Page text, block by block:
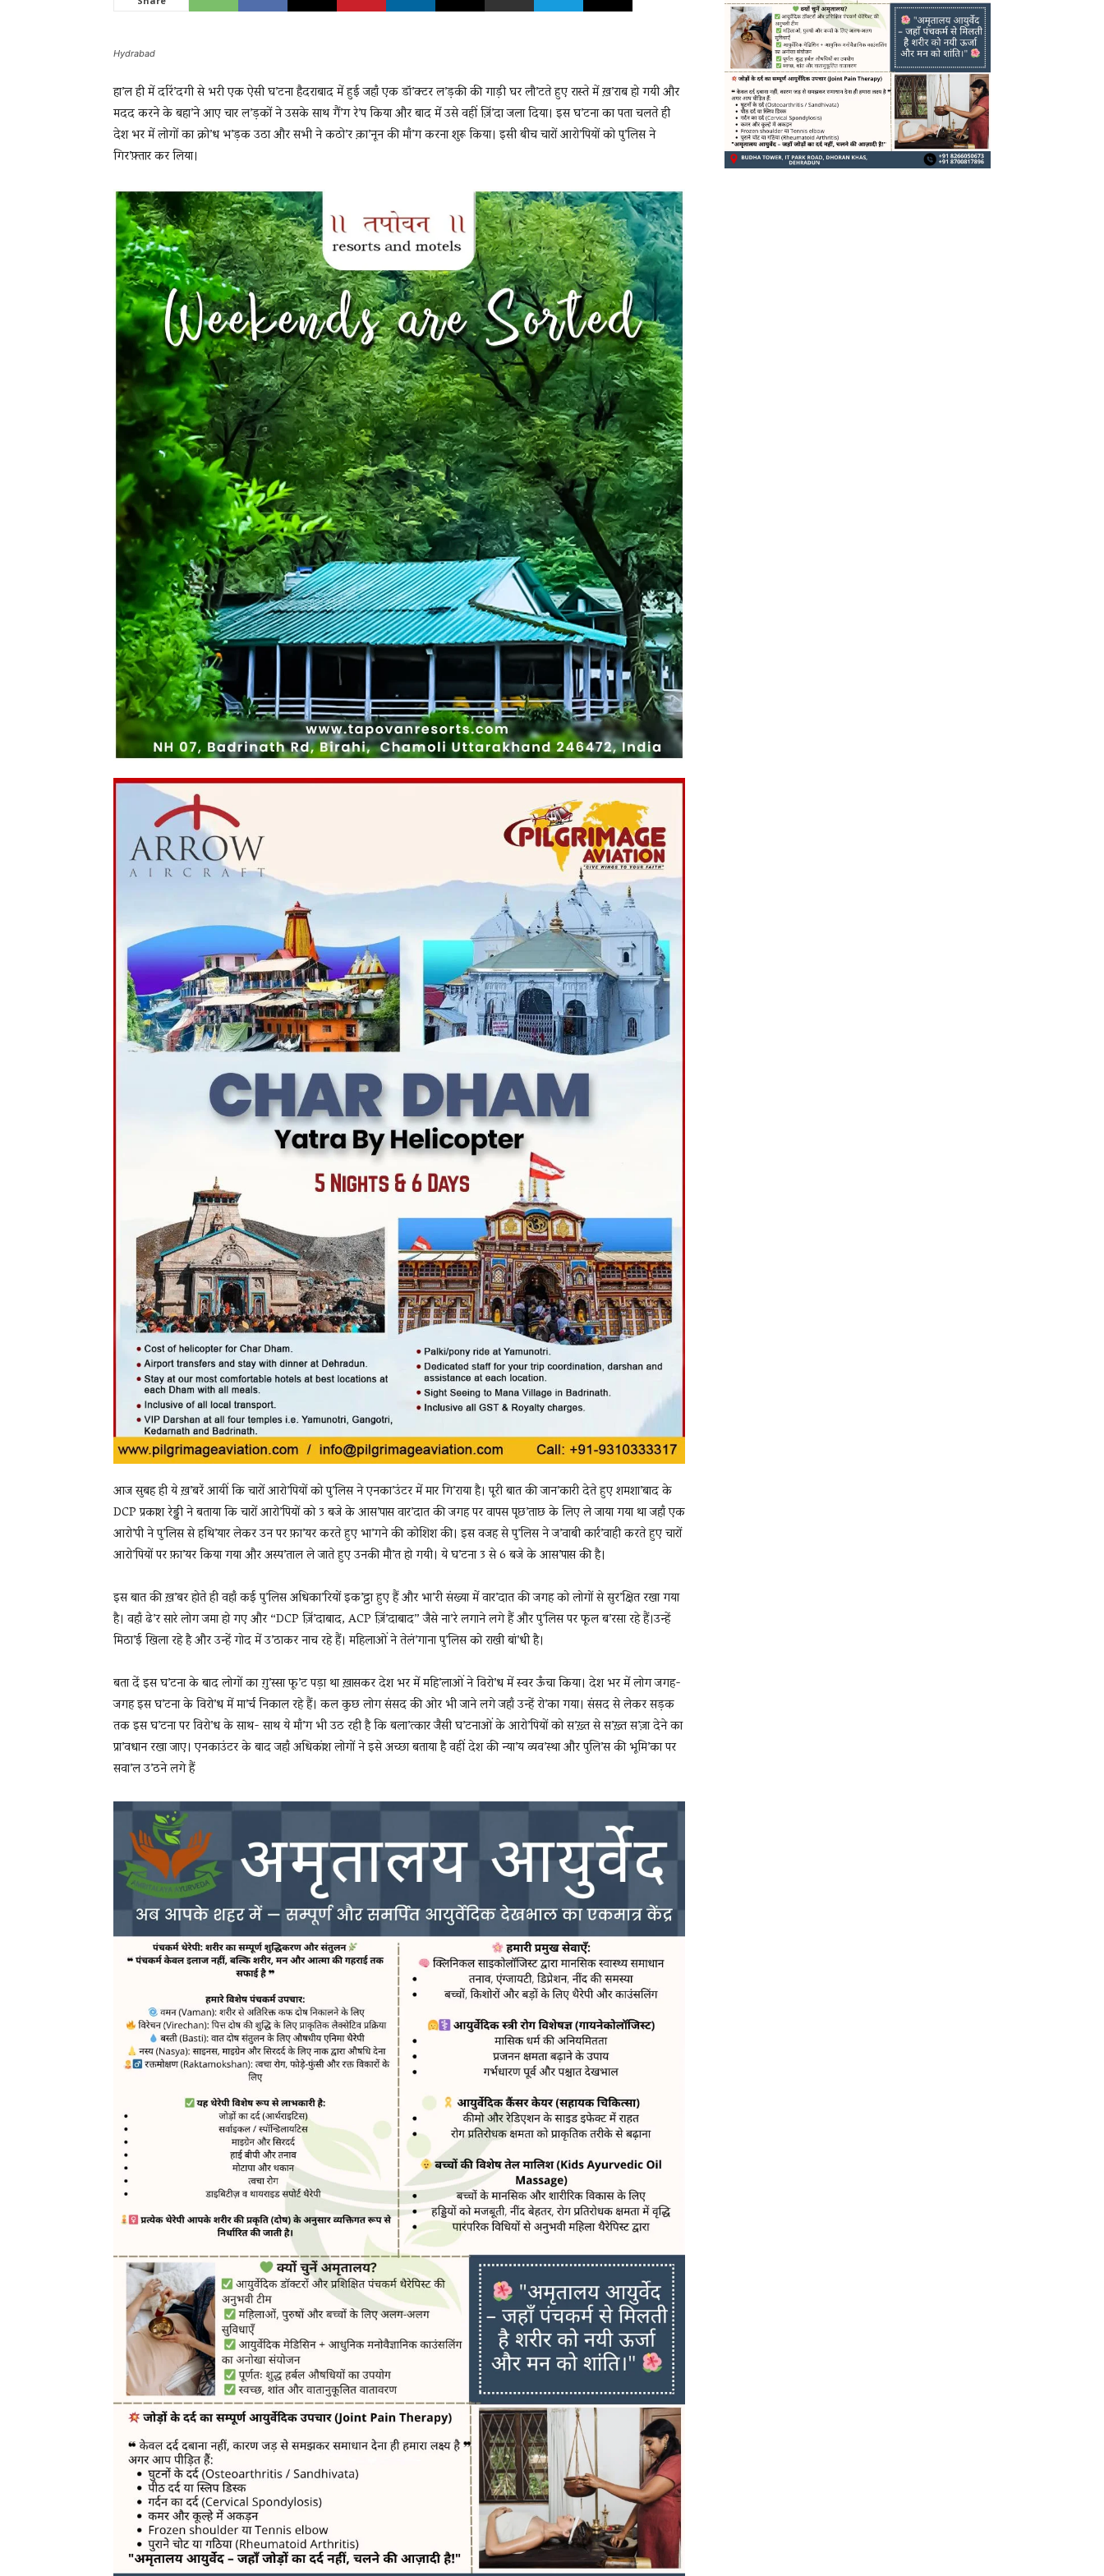
LIVE
Hydrabad
हा’ल ही में दरिं’दगी से भरी एक ऐसी घ’टना हैदराबाद में हुई जहाँ एक डॉ’क्टर ल’ड़की की गाड़ी घर लौ’टते हुए रास्ते में ख़’राब हो गयी और
मदद करने के बहा’ने आए चार ल’ड़कों ने उसके साथ गैं’ग रे’प किया और बाद में उसे वहीं ज़िं’दा जला दिया। इस घ’टना का पता चलते ही
देश भर में लोगों का क्रो’ध भ’ड़क उठा और सभी ने कठो’र क़ा’नून की माँ’ग करना शुरू किया। इसी बीच चारों आरो’पियों को पु’लिस ने
गिर’फ़्तार कर लिया।
आज सुबह ही ये ख़’बरें आयीं कि चारों आरो’पियों को पु’लिस ने एनका’उंटर में मार गि’राया है। पूरी बात की जान’कारी देते हुए शमशा’बाद के
DCP प्रकाश रेड्डी ने बताया कि चारों आरो’पियों को 3 बजे के आस’पास वार’दात की जगह पर वापस पूछ’ताछ के लिए ले जाया गया था जहाँ एक
आरो’पी ने पु’लिस से हथि’यार लेकर उन पर फ़ा’यर करते हुए भा’गने की कोशिश की। इस वजह से पु’लिस ने ज’वाबी कार्र’वाही करते हुए चारों
आरो’पियों पर फ़ा’यर किया गया और अस्प’ताल ले जाते हुए उनकी मौ’त हो गयी। ये घ’टना 3 से 6 बजे के आस’पास की है।
इस बात की ख़’बर होते ही वहाँ कई पु’लिस अधिका’रियों इक’ट्ठा हुए हैं और भा’री संख्या में वार’दात की जगह को लोगों से सुर’क्षित रखा गया
है। वहाँ ढे’र सारे लोग जमा हो गए और “DCP ज़िं’दाबाद, ACP ज़िं’दाबाद” जैसे ना’रे लगाने लगे हैं और पु’लिस पर फूल ब’रसा रहे हैं।उन्हें
मिठा’ई खिला रहे है और उन्हें गोद में उ’ठाकर नाच रहे हैं। महिलाओं ने तेलं’गाना पु’लिस को राखी बां’धी है।
बता दें इस घ’टना के बाद लोगों का ग़ु’स्सा फू’ट पड़ा था ख़ासकर देश भर में महि’लाओं ने विरो’ध में स्वर ऊँचा किया। देश भर में लोग जगह-
जगह इस घ’टना के विरो’ध में मा’र्च निकाल रहे हैं। कल कुछ लोग संसद की ओर भी जाने लगे जहाँ उन्हें रो’का गया। संसद से लेकर सड़क
तक इस घ’टना पर विरो’ध के साथ- साथ ये माँ’ग भी उठ रही है कि बला’त्कार जैसी घ’टनाओं के आरो’पियों को स’ख़्त से स’ख़्त स’ज़ा देने का
प्रा’वधान रखा जाए। एनकाउंटर के बाद जहाँ अधिकांश लोगों ने इसे अच्छा बताया है वहीं देश की न्या’य व्यव’स्था और पुलि’स की भूमि’का पर
सवा’ल उ’ठने लगे हैं